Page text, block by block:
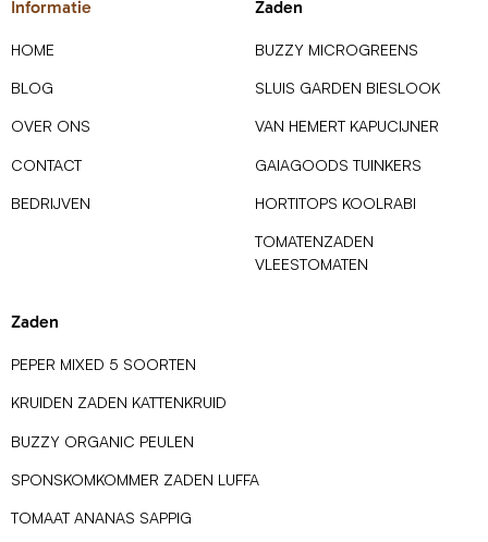
Informatie
HOME
BLOG
OVER ONS
CONTACT
BEDRIJVEN
Zaden
BUZZY MICROGREENS
SLUIS GARDEN BIESLOOK
VAN HEMERT KAPUCIJNER
GAIAGOODS TUINKERS
HORTITOPS KOOLRABI
TOMATENZADEN
VLEESTOMATEN
Zaden
PEPER MIXED 5 SOORTEN
KRUIDEN ZADEN KATTENKRUID
BUZZY ORGANIC PEULEN
SPONSKOMKOMMER ZADEN LUFFA
TOMAAT ANANAS SAPPIG